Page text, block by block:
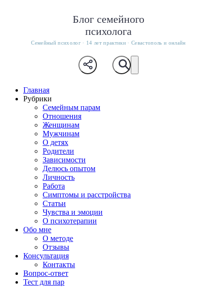
Блог семейного
психолога
Семейный психолог · 14 лет практики · Севастополь и онлайн
Главная
Рубрики
Семейным парам
Отношения
Женщинам
Мужчинам
О детях
Родители
Зависимости
Делюсь опытом
Личность
Работа
Симптомы и расстройства
Статьи
Чувства и эмоции
О психотерапии
Обо мне
О методе
Отзывы
Консультация
Контакты
Вопрос-ответ
Тест для пар